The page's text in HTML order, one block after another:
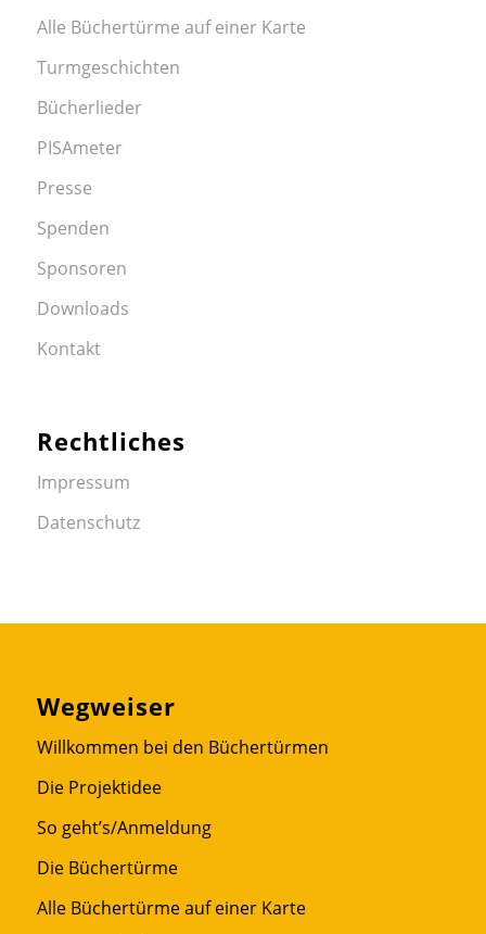
Alle Büchertürme auf einer Karte
Turmgeschichten
Bücherlieder
PISAmeter
Presse
Spenden
Sponsoren
Downloads
Kontakt
Rechtliches
Impressum
Datenschutz
Wegweiser
Willkommen bei den Büchertürmen
Die Projektidee
So geht’s/Anmeldung
Die Büchertürme
Alle Büchertürme auf einer Karte